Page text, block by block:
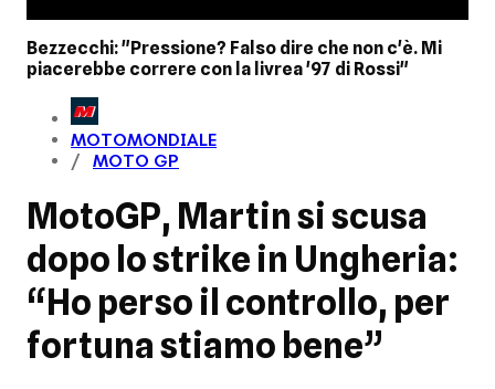
Bezzecchi: "Pressione? Falso dire che non c'è. Mi
piacerebbe correre con la livrea '97 di Rossi"
MOTOMONDIALE
MOTO GP
MotoGP, Martin si scusa
dopo lo strike in Ungheria:
“Ho perso il controllo, per
fortuna stiamo bene”